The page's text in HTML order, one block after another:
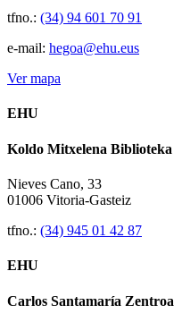
tfno.: (34) 94 601 70 91
e-mail: hegoa@ehu.eus
Ver mapa
EHU
Koldo Mitxelena Biblioteka
Nieves Cano, 33
01006 Vitoria-Gasteiz
tfno.: (34) 945 01 42 87
EHU
Carlos Santamaría Zentroa